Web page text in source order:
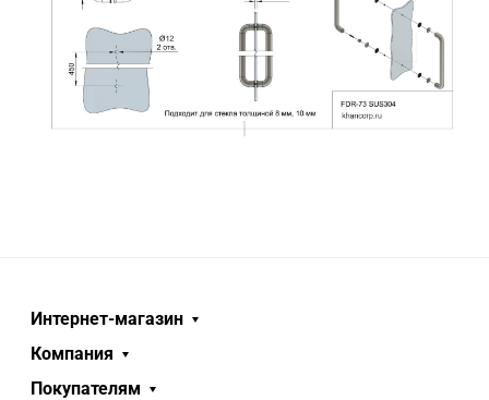
Интернет-магазин
Компания
Покупателям